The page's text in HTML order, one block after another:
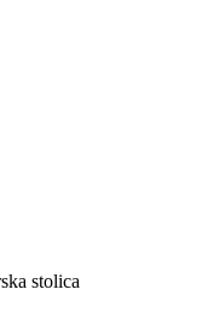
stolica